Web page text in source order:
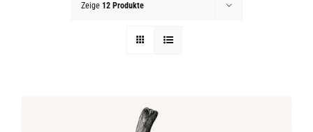
Zeige 12 Produkte